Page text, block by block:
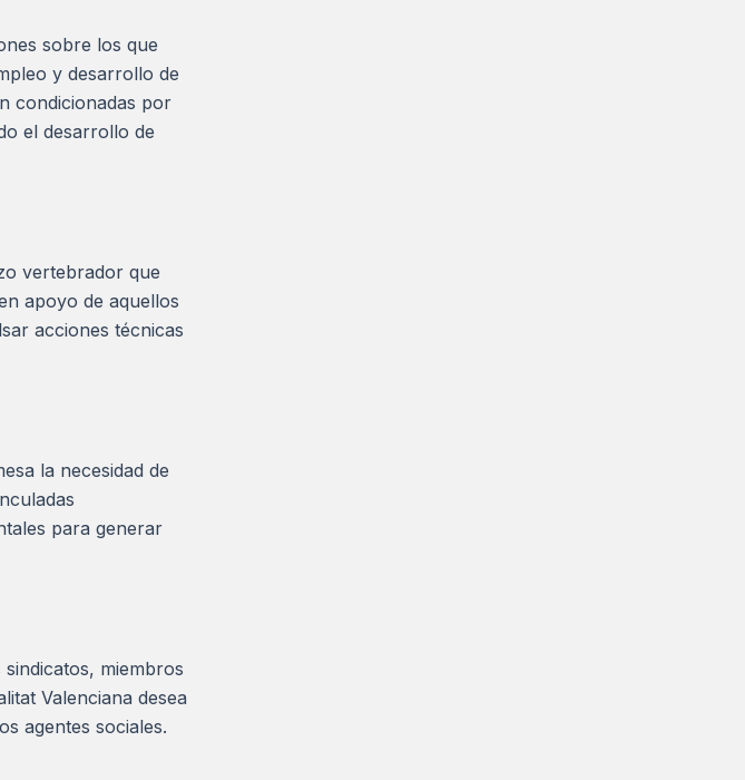
sobre los que
y desarrollo de
condicionadas por
el desarrollo de
vertebrador que
apoyo de aquellos
acciones técnicas
la necesidad de
para generar
miembros
Valenciana desea
agentes sociales.